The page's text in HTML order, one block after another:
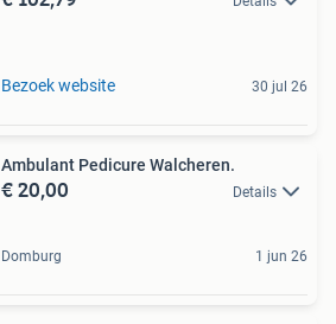
Bezoek website 30 jul 26
Ambulant Pedicure Walcheren.
€ 20,00 Details
Domburg 1 jun 26